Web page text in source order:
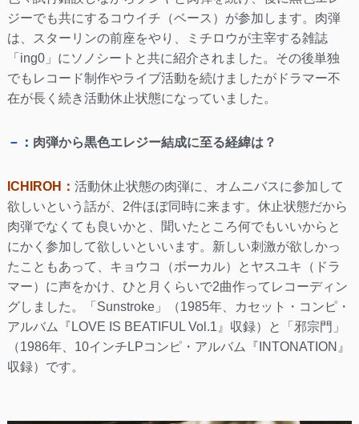
ジーでも共にするコウイチ（ベース）が参加します。肉弾
は、スターリンの前座をやり、ミチロウが主宰する雑誌
「ing0」にソノシートと共に紹介されました。その後単独
でもレコード制作やライブ活動を続けましたがドラマー不
在が長く続き活動休止状態になっていました。
－： 肉弾から黒色エレジー結成に至る経緯は？
ICHIROH： 活動休止状態の肉弾に、オムニバスに参加して
欲しいという話が、2件ほぼ同時に来ます。休止状態だから
肉弾でなくても良いかと、聞いたところ何でもいいからと
にかく参加して欲しいといいます。新しい刺激が欲しかっ
たこともあって、キョウコ（ボーカル）とヤスユキ（ドラ
マー）に声をかけ、ひと月くらいで2曲作ってレコーディン
グしました。「Sunstroke」（1985年、カセット・コンピ・
アルバム『LOVE IS BEATIFUL Vol.1』収録）と「邪宗門」
（1986年、10インチLPコンピ・アルバム『INTONATION』
収録）です。